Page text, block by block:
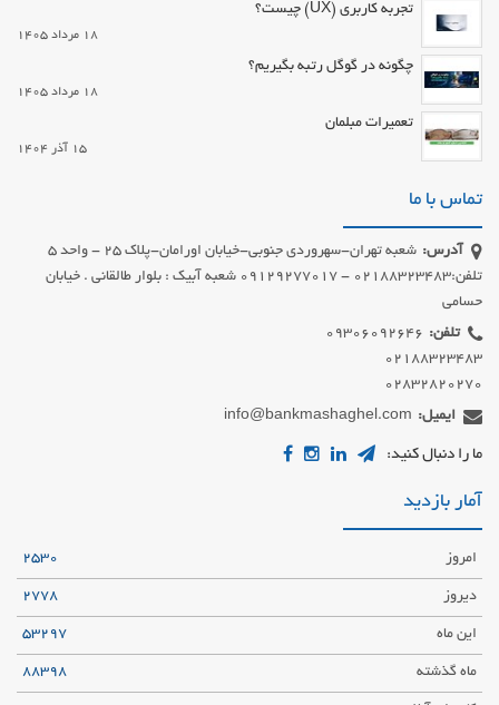
تجربه کاربری (UX) چیست؟
18 مرداد 1405
چگونه در گوگل رتبه بگیریم؟
18 مرداد 1405
تعمیرات مبلمان
15 آذر 1404
تماس با ما
آدرس:
شعبه تهران-سهروردی جنوبی-خیابان اورامان-پلاک 25 - واحد 5
تلفن:02188323483 - 09129277017 شعبه آبیک : بلوار طالقانی . خیابان
حسامی
تلفن:
02832820270
ایمیل: info@bankmashaghel.com
ما را دنبال کنید:
آمار بازدید
امروز 2530
دیروز 2778
این ماه 53297
ماه گذشته 88398